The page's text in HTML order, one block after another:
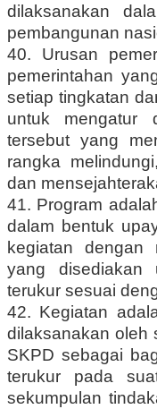
dilaksanakan
pembangunan
40. Urusan
pemerintahan
setiap tingkatan
untuk mengatur
tersebut yang
rangka
dan
41. Program
dalam bentuk
kegiatan dengan
yang disediakan
terukur sesuai
42. Kegiatan
dilaksanakan oleh
SKPD sebagai
terukur pada
sekumpulan